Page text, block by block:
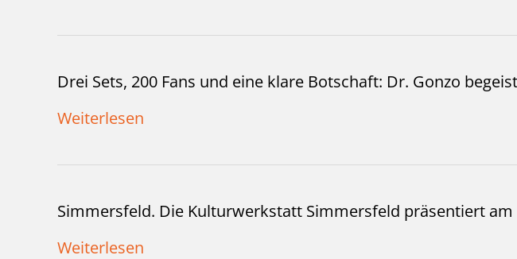
Drei Sets, 200 Fans und eine klare Botschaft: Dr. Gonzo
Weiterlesen
Simmersfeld. Die Kulturwerkstatt Simmersfeld präsentiert am
Weiterlesen